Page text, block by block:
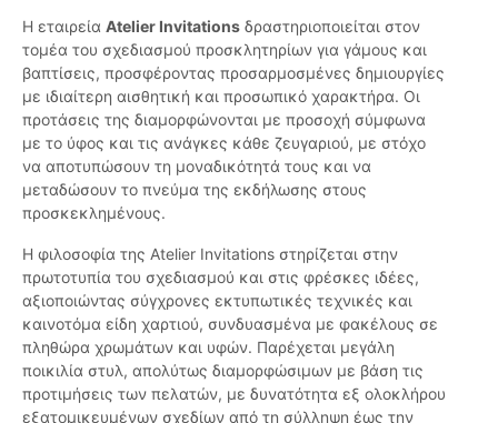
Η εταιρεία Atelier Invitations δραστηριοποιείται στον
τομέα του σχεδιασμού προσκλητηρίων για γάμους και
βαπτίσεις, προσφέροντας προσαρμοσμένες δημιουργίες
με ιδιαίτερη αισθητική και προσωπικό χαρακτήρα. Οι
προτάσεις της διαμορφώνονται με προσοχή σύμφωνα
με το ύφος και τις ανάγκες κάθε ζευγαριού, με στόχο
να αποτυπώσουν τη μοναδικότητά τους και να
μεταδώσουν το πνεύμα της εκδήλωσης στους
προσκεκλημένους.
Η φιλοσοφία της Atelier Invitations στηρίζεται στην
πρωτοτυπία του σχεδιασμού και στις φρέσκες ιδέες,
αξιοποιώντας σύγχρονες εκτυπωτικές τεχνικές και
καινοτόμα είδη χαρτιού, συνδυασμένα με φακέλους σε
πληθώρα χρωμάτων και υφών. Παρέχεται μεγάλη
ποικιλία στυλ, απολύτως διαμορφώσιμων με βάση τις
προτιμήσεις των πελατών, με δυνατότητα εξ ολοκλήρου
εξατομικευμένων σχεδίων από τη σύλληψη έως την